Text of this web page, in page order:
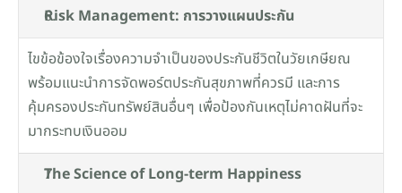
Risk Management: การวางแผนประกัน
ไขข้อข้องใจเรื่องความจำเป็นของประกันชีวิตในวัยเกษียณ
พร้อมแนะนำการจัดพอร์ตประกันสุขภาพที่ควรมี และการ
คุ้มครองประกันทรัพย์สินอื่นๆ เพื่อป้องกันเหตุไม่คาดฝันที่จะ
มากระทบเงินออม
The Science of Long-term Happiness